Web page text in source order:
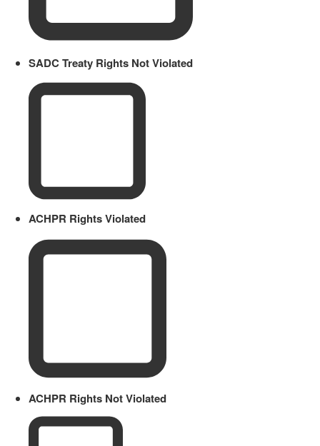
SADC Treaty Rights Not Violated
ACHPR Rights Violated
ACHPR Rights Not Violated